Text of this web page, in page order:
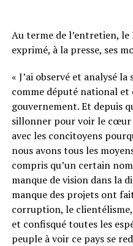
Au terme de l’entretien, le
exprimé, à la presse, ses
« J’ai observé et analysé
comme député national et
gouvernement. Et depuis
sillonner pour voir le cœur
avec les concitoyens
nous avons tous les
compris qu’un certain
manque de vision dans la
manque des projets ont
corruption, le
et confisqué toutes les
peuple à voir ce pays se